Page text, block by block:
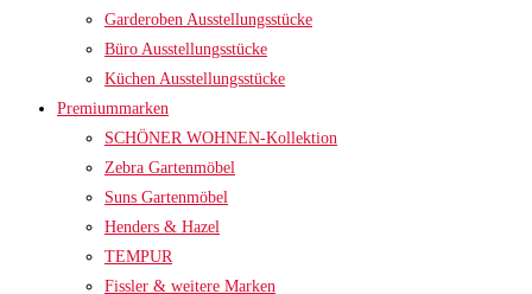
Garderoben Ausstellungsstücke
Büro Ausstellungsstücke
Küchen Ausstellungsstücke
Premiummarken
SCHÖNER WOHNEN-Kollektion
Zebra Gartenmöbel
Suns Gartenmöbel
Henders & Hazel
TEMPUR
Fissler & weitere Marken